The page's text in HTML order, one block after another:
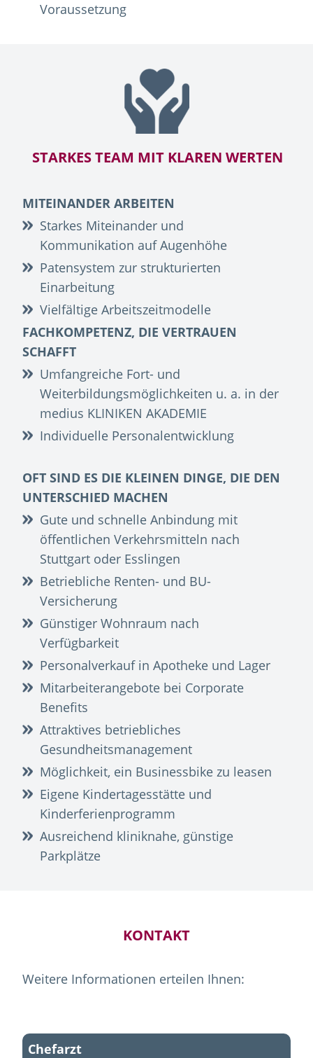
Voraussetzung
STARKES TEAM MIT KLAREN WERTEN
MITEINANDER ARBEITEN
Starkes Miteinander und
Kommunikation auf Augenhöhe
Patensystem zur strukturierten
Einarbeitung
Vielfältige Arbeitszeitmodelle
FACHKOMPETENZ, DIE VERTRAUEN
SCHAFFT
Umfangreiche Fort- und
Weiterbildungsmöglichkeiten u. a. in der
medius KLINIKEN AKADEMIE
Individuelle Personalentwicklung
OFT SIND ES DIE KLEINEN DINGE, DIE DEN
UNTERSCHIED MACHEN
Gute und schnelle Anbindung mit
öffentlichen Verkehrsmitteln nach
Stuttgart oder Esslingen
Betriebliche Renten- und BU-
Versicherung
Günstiger Wohnraum nach
Verfügbarkeit
Personalverkauf in Apotheke und Lager
Mitarbeiterangebote bei Corporate
Benefits
Attraktives betriebliches
Gesundheitsmanagement
Möglichkeit, ein Businessbike zu leasen
Eigene Kindertagesstätte und
Kinderferienprogramm
Ausreichend kliniknahe, günstige
Parkplätze
KONTAKT
Weitere Informationen erteilen Ihnen:
Chefarzt